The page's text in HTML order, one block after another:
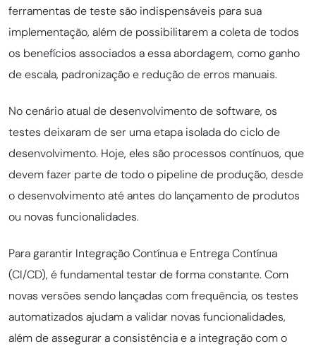
ferramentas de teste são indispensáveis para sua
implementação, além de possibilitarem a coleta de todos
os benefícios associados a essa abordagem, como ganho
de escala, padronização e redução de erros manuais.
No cenário atual de desenvolvimento de software, os
testes deixaram de ser uma etapa isolada do ciclo de
desenvolvimento. Hoje, eles são processos contínuos, que
devem fazer parte de todo o pipeline de produção, desde
o desenvolvimento até antes do lançamento de produtos
ou novas funcionalidades.
Para garantir Integração Contínua e Entrega Contínua
(CI/CD), é fundamental testar de forma constante. Com
novas versões sendo lançadas com frequência, os testes
automatizados ajudam a validar novas funcionalidades,
além de assegurar a consistência e a integração com o